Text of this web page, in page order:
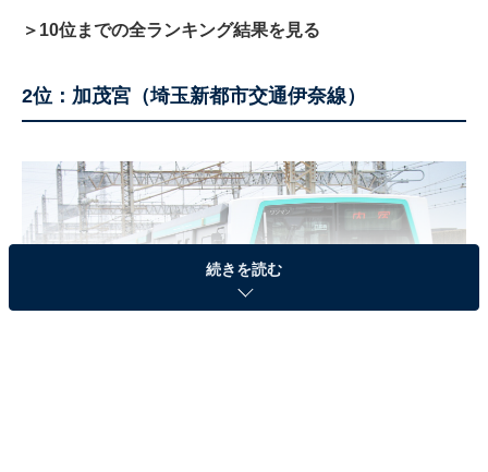
＞10位までの全ランキング結果を見る
2位：加茂宮（埼玉新都市交通伊奈線）
続きを読む